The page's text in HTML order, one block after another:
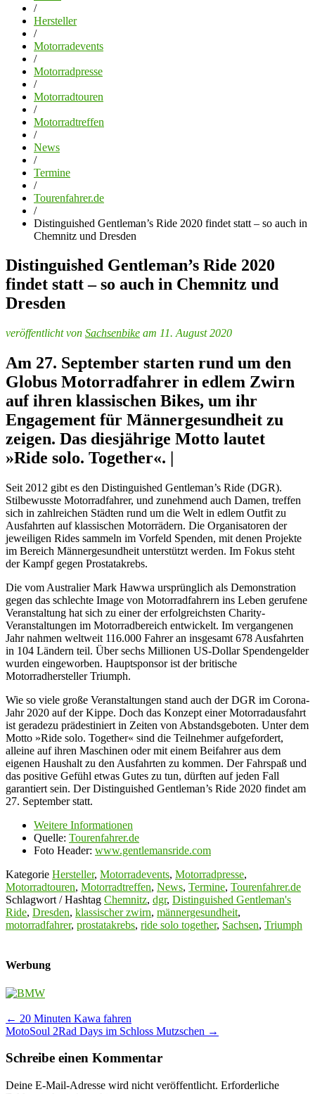
/
Hersteller
/
Motorradevents
/
Motorradpresse
/
Motorradtouren
/
Motorradtreffen
/
News
/
Termine
/
Tourenfahrer.de
/
Distinguished Gentleman’s Ride 2020 findet statt – so auch in
Chemnitz und Dresden
Distinguished Gentleman’s Ride 2020
findet statt – so auch in Chemnitz und
Dresden
veröffentlicht von Sachsenbike am 11. August 2020
Am 27. September starten rund um den
Globus Motorradfahrer in edlem Zwirn
auf ihren klassischen Bikes, um ihr
Engagement für Männergesundheit zu
zeigen. Das diesjährige Motto lautet
»Ride solo. Together«. |
Seit 2012 gibt es den Distinguished Gentleman’s Ride (DGR).
Stilbewusste Motorradfahrer, und zunehmend auch Damen, treffen
sich in zahlreichen Städten rund um die Welt in edlem Outfit zu
Ausfahrten auf klassischen Motorrädern. Die Organisatoren der
jeweiligen Rides sammeln im Vorfeld Spenden, mit denen Projekte
im Bereich Männergesundheit unterstützt werden. Im Fokus steht
der Kampf gegen Prostatakrebs.
Die vom Australier Mark Hawwa ursprünglich als Demonstration
gegen das schlechte Image von Motorradfahrern ins Leben gerufene
Veranstaltung hat sich zu einer der erfolgreichsten Charity-
Veranstaltungen im Motorradbereich entwickelt. Im vergangenen
Jahr nahmen weltweit 116.000 Fahrer an insgesamt 678 Ausfahrten
in 104 Ländern teil. Über sechs Millionen US-Dollar Spendengelder
wurden eingeworben. Hauptsponsor ist der britische
Motorradhersteller Triumph.
Wie so viele große Veranstaltungen stand auch der DGR im Corona-
Jahr 2020 auf der Kippe. Doch das Konzept einer Motorradausfahrt
ist geradezu prädestiniert in Zeiten von Abstandsgeboten. Unter dem
Motto »Ride solo. Together« sind die Teilnehmer aufgefordert,
alleine auf ihren Maschinen oder mit einem Beifahrer aus dem
eigenen Haushalt zu den Ausfahrten zu kommen. Der Fahrspaß und
das positive Gefühl etwas Gutes zu tun, dürften auf jeden Fall
garantiert sein. Der Distinguished Gentleman’s Ride 2020 findet am
27. September statt.
Weitere Informationen
Quelle: Tourenfahrer.de
Foto Header: www.gentlemansride.com
Kategorie Hersteller, Motorradevents, Motorradpresse,
Motorradtouren, Motorradtreffen, News, Termine, Tourenfahrer.de
Schlagwort / Hashtag Chemnitz, dgr, Distinguished Gentleman's
Ride, Dresden, klassischer zwirn, männergesundheit,
motorradfahrer, prostatakrebs, ride solo together, Sachsen, Triumph
Werbung
Post
navigation
← 20 Minuten Kawa fahren
MotoSoul 2Rad Days im Schloss Mutzschen →
Schreibe einen Kommentar
Deine E-Mail-Adresse wird nicht veröffentlicht. Erforderliche